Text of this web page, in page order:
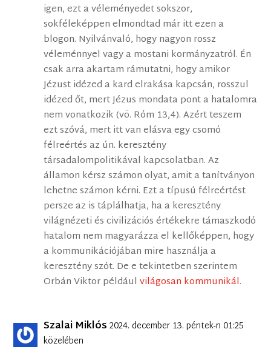
igen, ezt a véleményedet sokszor,
sokféleképpen elmondtad már itt ezen a
blogon. Nyilvánvaló, hogy nagyon rossz
véleménnyel vagy a mostani kormányzatról. Én
csak arra akartam rámutatni, hogy amikor
Jézust idézed a kard elrakása kapcsán, rosszul
idézed őt, mert Jézus mondata pont a hatalomra
nem vonatkozik (vö. Róm 13,4). Azért teszem
ezt szóvá, mert itt van elásva egy csomó
félreértés az ún. keresztény
társadalompolitikával kapcsolatban. Az
államon kérsz számon olyat, amit a tanítványon
lehetne számon kérni. Ezt a típusú félreértést
persze az is táplálhatja, ha a keresztény
világnézeti és civilizációs értékekre támaszkodó
hatalom nem magyarázza el kellőképpen, hogy
a kommunikációjában mire használja a
keresztény szót. De e tekintetben szerintem
Orbán Viktor példáulvilágosan kommunikál.
Szalai Miklós 2024. december 13. péntek-n 01:25
közelében